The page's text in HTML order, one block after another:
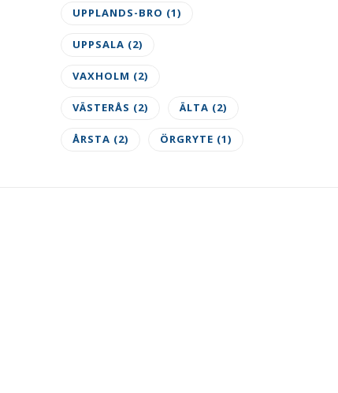
UPPLANDS-BRO (1)
UPPSALA (2)
VAXHOLM (2)
VÄSTERÅS (2) ÄLTA (2)
ÅRSTA (2) ÖRGRYTE (1)